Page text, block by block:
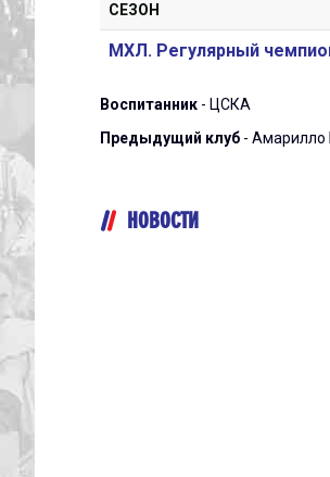
СЕЗОН
МХЛ. Регулярный
Воспитанник - ЦСКА
Предыдущий клуб - Амарилло
НОВОСТИ